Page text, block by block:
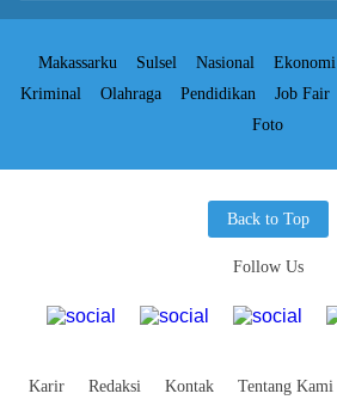
Makassarku Sulsel Nasional Ekonomi
Kriminal
Olahraga Pendidikan Job Fair
Foto
Back to Top
Follow Us
Karir Redaksi Kontak Tentang Kami